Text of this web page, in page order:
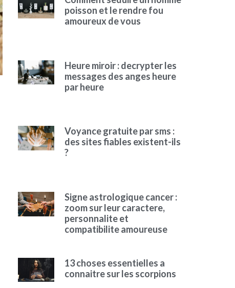
poisson et le rendre fou
amoureux de vous
Heure miroir : decrypter les
messages des anges heure
par heure
Voyance gratuite par sms :
des sites fiables existent-ils
?
Signe astrologique cancer :
zoom sur leur caractere,
personnalite et
compatibilite amoureuse
13 choses essentielles a
connaitre sur les scorpions